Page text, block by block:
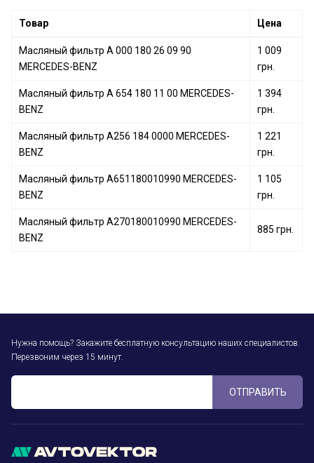
Товар Цена
Масляный фильтр A 000 180 26 09 90
MERCEDES-BENZ
1 009
грн.
Масляный фильтр A 654 180 11 00 MERCEDES-
BENZ
1 394
грн.
Масляный фильтр A256 184 0000 MERCEDES-
BENZ
1 221
грн.
Масляный фильтр A651180010990 MERCEDES-
BENZ
1 105
грн.
Масляный фильтр A270180010990 MERCEDES-
BENZ
885 грн.
Нужна помощь? Закажите бесплатную консультацию наших специалистов.
Перезвоним через 15 минут.
ОТПРАВИТЬ